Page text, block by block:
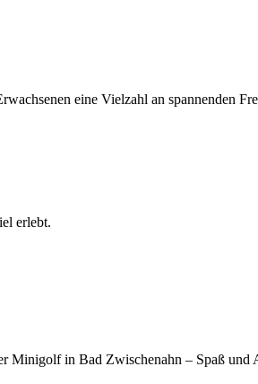
eine Vielzahl an spannenden
erlebt.
Minigolf in Bad Zwischenahn – Spaß und